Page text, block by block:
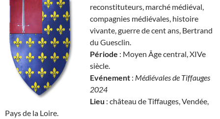
reconstituteurs, marché médiéval,
compagnies médiévales, histoire
vivante, guerre de cent ans, Bertrand
du Guesclin.
Période : Moyen Âge central, XIVe
siècle.
Evénement : Médiévales de Tiffauges
2024
Lieu : château de Tiffauges, Vendée,
Pays de la Loire.